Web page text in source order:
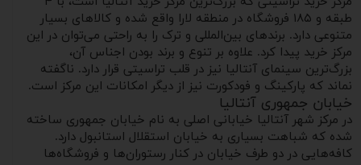
طبقه و ۱۸۵ فروشگاه در منطقه لارا واقع شده و کالاهای بسیار
متنوعی دارد. برندهای بین‌المللی و ترک را به راحتی می‌توان در این
مرکز خرید پیدا کرد. علاوه بر تنوع و برند بودن اجناس آن،
بزرگ‌ترین سینمای آنتالیا نیز در قلب تراسیتی قرار دارد. ناگفته
نماند که پارکینگ و فودکورت نیز از دیگر امکانات این مرکز است.
خیابان جمهوری آنتالیا
در مرکز شهر آنتالیا خیابانی اصلی به نام خیابان جمهوری ساخته
شده که شباهت بسیاری به خیابان استقلال استانبول دارد.
کافه‌هایی در دو طرف خیابان در کنار رستوران‌ها و فروشگاه‌ها